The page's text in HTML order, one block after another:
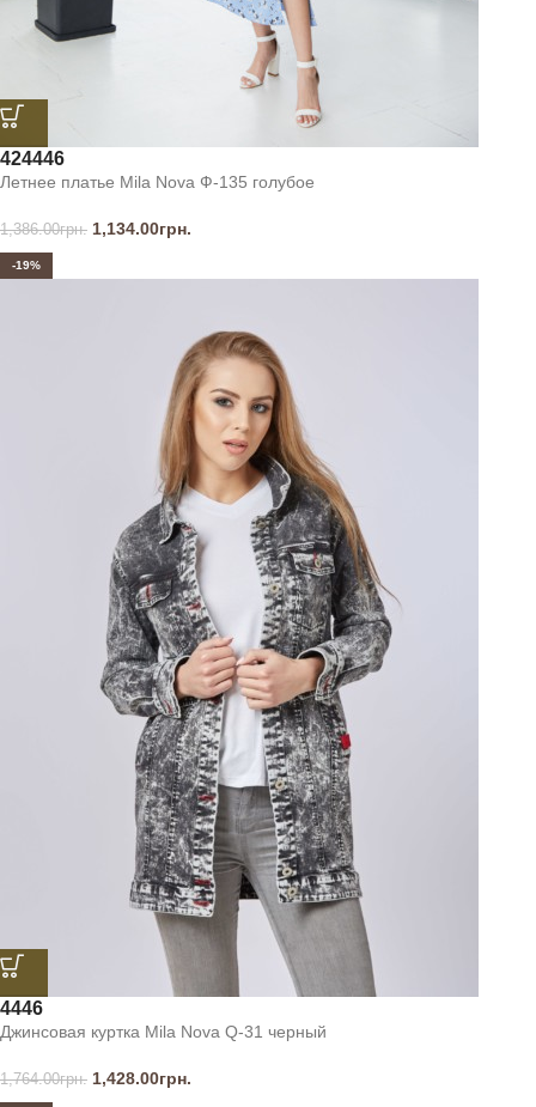
424446
Летнее платье Mila Nova Ф-135 голубое
1,386.00грн. 1,134.00грн.
-19%
4446
Джинсовая куртка Mila Nova Q-31 черный
1,764.00грн. 1,428.00грн.